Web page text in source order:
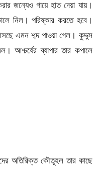
জন্যেও গায়ে হাত দেয়া যায়।
নিল। পরিষ্কার করতে হবে।
এমন শব্দ পাওয়া গেল। কুদ্দুস
আশ্চর্যের ব্যাপার তার কপালে
অতিরিক্ত কৌতূহল তার কাছে